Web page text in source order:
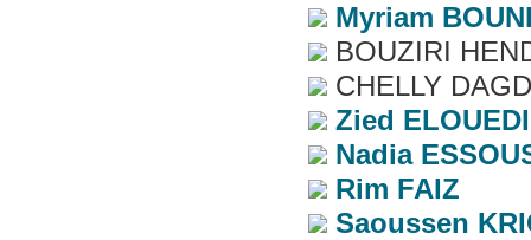
Myriam
BOUZIRI
CHELLY
Zied ELOUEDI
Nadia
Rim FAIZ
Saoussen